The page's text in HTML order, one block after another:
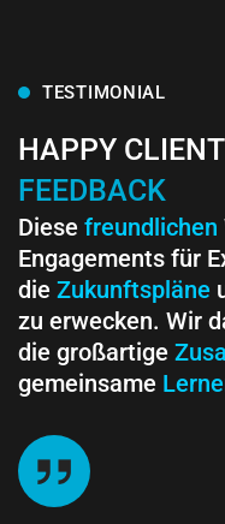
TESTIMONIAL
HAPPY CLIENT
FEEDBACK
Diese freundlichen
Engagements für
die Zukunftspläne
zu erwecken. Wir
die großartige
gemeinsame